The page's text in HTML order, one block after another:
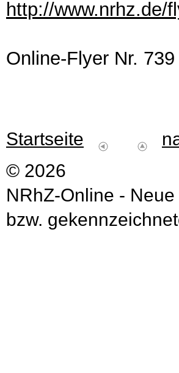
http://www.nrhz.de/
Online-Flyer Nr.
Startseite
© 2026
NRhZ-Online -
bzw.